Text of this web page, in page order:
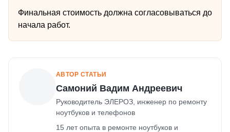
Финальная стоимость должна согласовываться до
начала работ.
АВТОР СТАТЬИ
Самоний Вадим Андреевич
Руководитель ЭЛЕРОЗ, инженер по ремонту
ноутбуков и телефонов
15 лет опыта в ремонте ноутбуков и